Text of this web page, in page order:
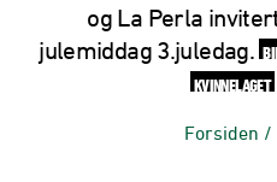
og La Perla
julemiddag 3.juledag.
KVINNELAGET
Forsiden /